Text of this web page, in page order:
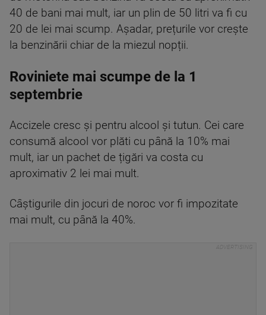
40 de bani mai mult, iar un plin de 50 litri va fi cu
20 de lei mai scump. Așadar, prețurile vor crește
la benzinării chiar de la miezul nopții.
Roviniete mai scumpe de la 1
septembrie
Accizele cresc și pentru alcool și tutun. Cei care
consumă alcool vor plăti cu până la 10% mai
mult, iar un pachet de țigări va costa cu
aproximativ 2 lei mai mult.
Câștigurile din jocuri de noroc vor fi impozitate
mai mult, cu până la 40%.